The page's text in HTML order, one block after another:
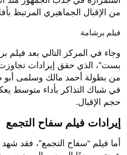
من الإقبال الجماهيري المرتبط
فيلم برشامة
وجاء في المركز التالي بعد فيلم
من بطولة أحمد مالك وسلمى
في شباك التذاكر بأداء متوسط
حجم الإقبال.
إيرادات فيلم سفاح التجمع
أما فيلم “سفاح التجمع”، فقد